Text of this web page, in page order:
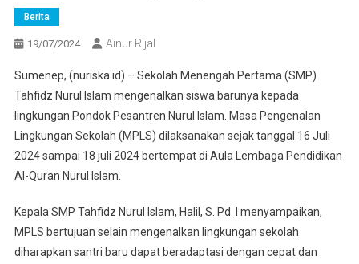
Berita
19/07/2024 Ainur Rijal
Sumenep, (nuriska.id) – Sekolah Menengah Pertama (SMP)
Tahfidz Nurul Islam mengenalkan siswa barunya kepada
lingkungan Pondok Pesantren Nurul Islam. Masa Pengenalan
Lingkungan Sekolah (MPLS) dilaksanakan sejak tanggal 16 Juli
2024 sampai 18 juli 2024 bertempat di Aula Lembaga Pendidikan
Al-Quran Nurul Islam.
Kepala SMP Tahfidz Nurul Islam, Halil, S. Pd. I menyampaikan,
MPLS bertujuan selain mengenalkan lingkungan sekolah
diharapkan santri baru dapat beradaptasi dengan cepat dan